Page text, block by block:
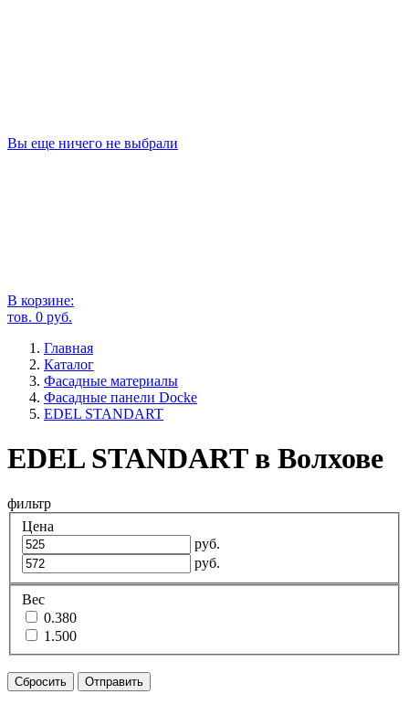
Вы еще ничего не выбрали
В корзине:
тов. 0 руб.
Главная
Каталог
Фасадные материалы
Фасадные панели Docke
EDEL STANDART
EDEL STANDART в Волхове
фильтр
Цена
руб.
руб.
Вес
0.380
1.500
Сбросить Отправить